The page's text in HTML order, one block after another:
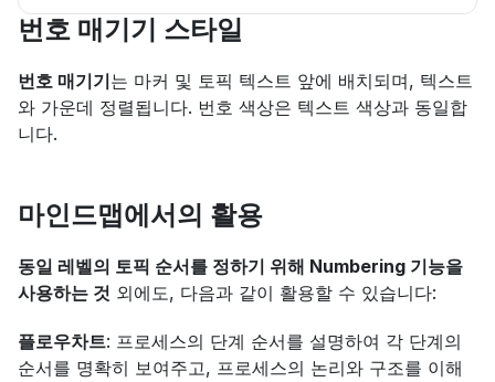
번호 매기기 스타일
번호 매기기는 마커 및 토픽 텍스트 앞에 배치되며, 텍스트
와 가운데 정렬됩니다. 번호 색상은 텍스트 색상과 동일합
니다.
마인드맵에서의 활용
동일 레벨의 토픽 순서를 정하기 위해 Numbering 기능을
사용하는 것 외에도, 다음과 같이 활용할 수 있습니다:
플로우차트: 프로세스의 단계 순서를 설명하여 각 단계의
순서를 명확히 보여주고, 프로세스의 논리와 구조를 이해